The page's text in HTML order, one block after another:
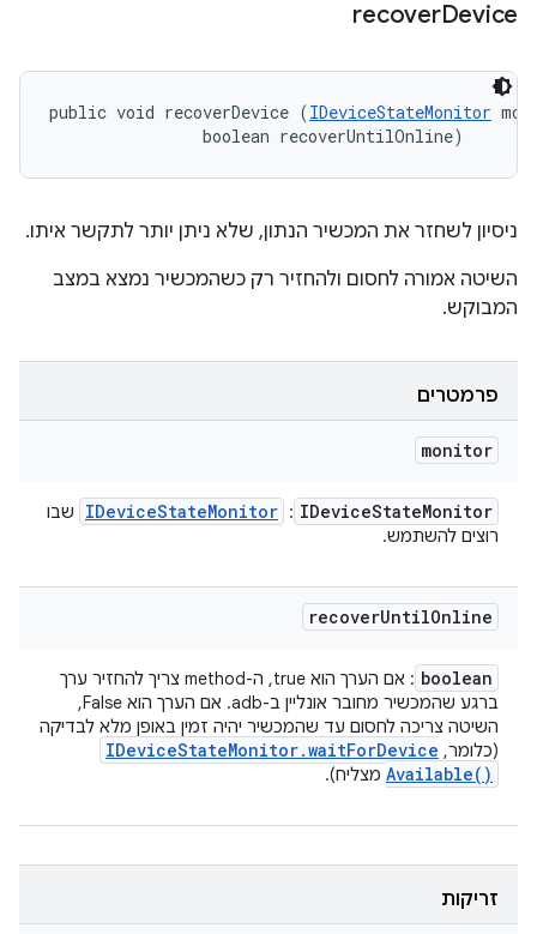
recoverDevice
public void recoverDevice (IDeviceStateMonitor
                boolean recoverUntilOnline)
ניסיון לשחזר את המכשיר הנתון, שלא ניתן יותר לתקשר איתו.
השיטה אמורה לחסום ולהחזיר רק כשהמכשיר נמצא במצב
המבוקש.
פרמטרים
monitor
IDeviceStateMonitor
:
IDeviceStateMonitor
שבו
רוצים להשתמש.
recoverUntilOnline
boolean
: אם הערך הוא true, ה-method צריך להחזיר ערך
ברגע שהמכשיר מחובר אונליין ב-adb. אם הערך הוא False,
השיטה צריכה לחסום עד שהמכשיר יהיה זמין באופן מלא לבדיקה
(כלומר,
IDeviceStateMonitor.waitForDevice
Available( ) מצליח).
זריקות